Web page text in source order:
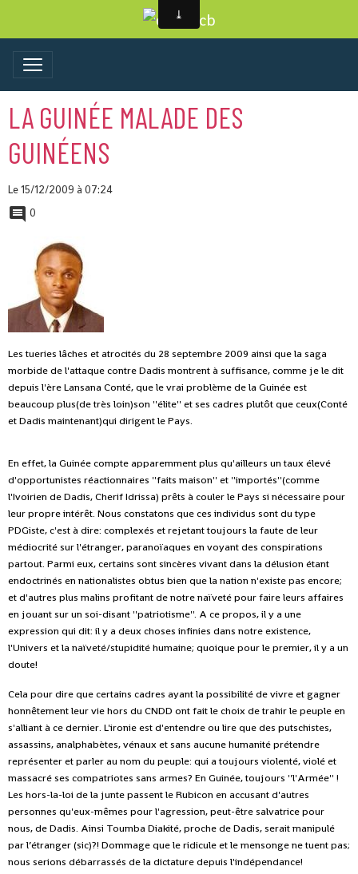
LA GUINÉE MALADE DES
GUINÉENS
Le 15/12/2009 à 07:24
0
Les tueries lâches et atrocités du 28 septembre 2009 ainsi que la saga
morbide de l'attaque contre Dadis montrent à suffisance, comme je le dit
depuis l'ère Lansana Conté, que le vrai problème de la Guinée est
beaucoup plus(de très loin)son ''élite'' et ses cadres plutôt que ceux(Conté
et Dadis maintenant)qui dirigent le Pays.
En effet, la Guinée compte apparemment plus qu'ailleurs un taux élevé
d'opportunistes réactionnaires ''faits maison'' et ''importés''(comme
l'Ivoirien de Dadis, Cherif Idrissa) prêts à couler le Pays si nécessaire pour
leur propre intérêt. Nous constatons que ces individus sont du type
PDGiste, c'est à dire: complexés et rejetant toujours la faute de leur
médiocrité sur l'étranger, paranoïaques en voyant des conspirations
partout. Parmi eux, certains sont sincères vivant dans la délusion étant
endoctrinés en nationalistes obtus bien que la nation n'existe pas encore;
et d'autres plus malins profitant de notre naïveté pour faire leurs affaires
en jouant sur un soi-disant ''patriotisme''. A ce propos, il y a une
expression qui dit: il y a deux choses infinies dans notre existence,
l'Univers et la naïveté/stupidité humaine; quoique pour le premier, il y a un
doute!
Cela pour dire que certains cadres ayant la possibilité de vivre et gagner
honnêtement leur vie hors du CNDD ont fait le choix de trahir le peuple en
s'alliant à ce dernier. L'ironie est d'entendre ou lire que des putschistes,
assassins, analphabètes, vénaux et sans aucune humanité prétendre
représenter et parler au nom du peuple: qui a toujours violenté, violé et
massacré ses compatriotes sans armes? En Guinée, toujours ''l'Armée'' !
Les hors-la-loi de la junte passent le Rubicon en accusant d'autres
personnes qu'eux-mêmes pour l'agression, peut-être salvatrice pour
nous, de Dadis. Ainsi Toumba Diakité, proche de Dadis, serait manipulé
par l’étranger (sic)?! Dommage que le ridicule et le mensonge ne tuent pas;
nous serions débarrassés de la dictature depuis l'indépendance!